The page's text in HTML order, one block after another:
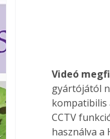
Videó
gyártójától
kompatibilis
CCTV
használva a